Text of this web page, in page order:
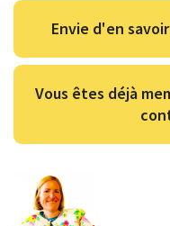
Envie d'en
Vous êtes déjà